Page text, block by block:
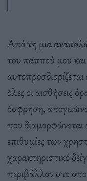
Από τη μια αναπολώ
του παππού μου και
όλες οι αισθήσεις
όσφρηση,
που διαμορφώνεται
επιθυμίες των
χαρακτηριστικό
περιβάλλον στο